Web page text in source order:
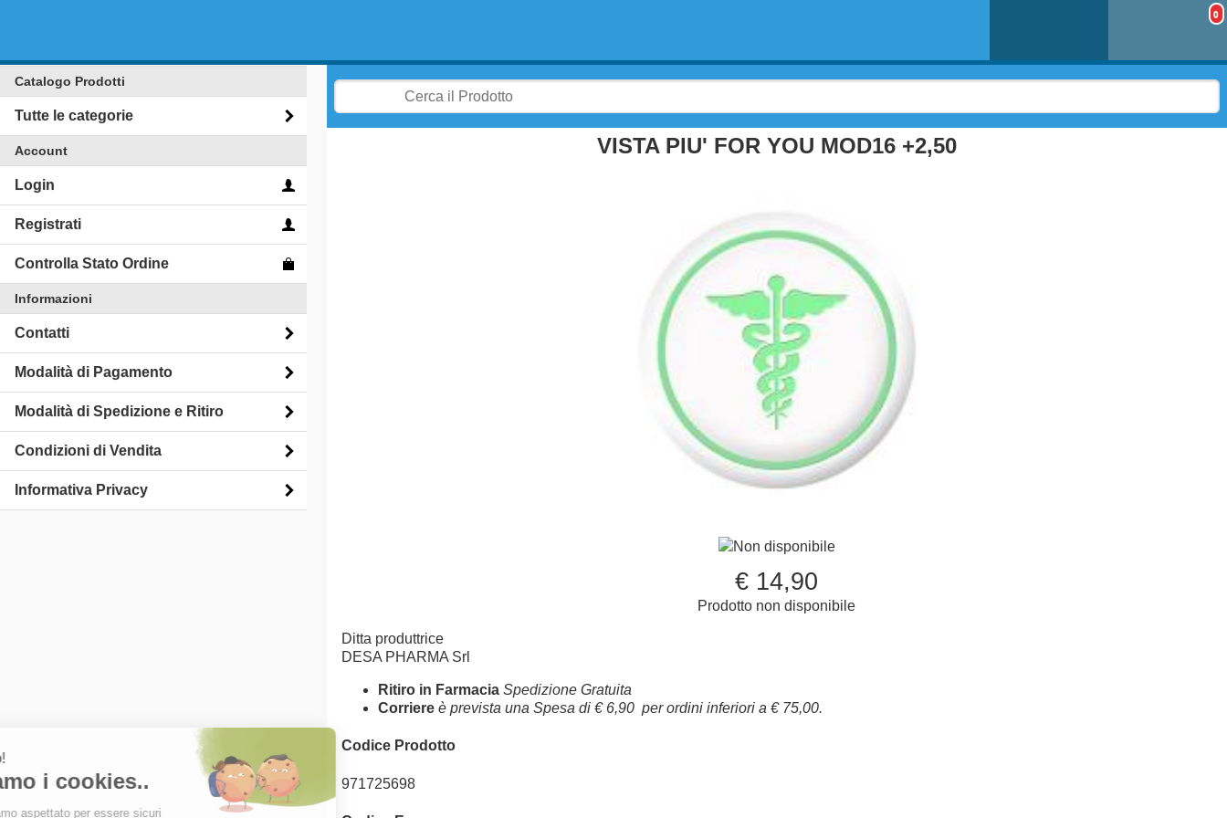
0
VISTA PIU' FOR YOU MOD16 +2,50
Non disponibile
€ 14,90
Prodotto non disponibile
Ditta produttrice
DESA PHARMA Srl
Ritiro in FarmaciaSpedizione Gratuita
Corriereè prevista una Spesa di € 6,90 per ordini inferiori a € 75,00.
Codice Prodotto
971725698
Catalogo Prodotti
Tutte le categorie
Account
Login
Registrati
Controlla Stato Ordine
Informazioni
Contatti
Modalità di Pagamento
Modalità di Spedizione e Ritiro
Condizioni di Vendita
Informativa Privacy